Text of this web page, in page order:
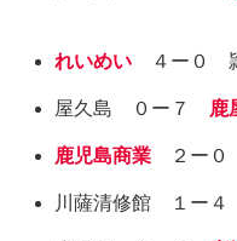
れいめい ４ー０
屋久島 ０ー７ 鹿
鹿児島商業 ２ー０
川薩清修館 １ー４